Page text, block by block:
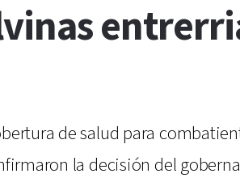
de salud para
la decisión del